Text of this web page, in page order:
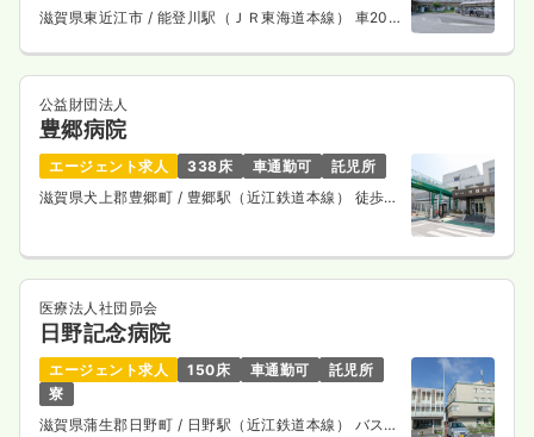
滋賀県東近江市 / 能登川駅（ＪＲ東海道本線） 車20
公益財団法人
豊郷病院
エージェント求人 338床 車通勤可
託児所
滋賀県犬上郡豊郷町 / 豊郷駅（近江鉄道本線） 徒歩2
医療法人社団昴会
日野記念病院
エージェント求人 150床 車通勤可
託児所
寮
滋賀県蒲生郡日野町 / 日野駅（近江鉄道本線） バス